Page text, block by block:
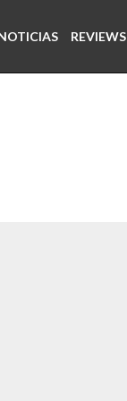
REVIEWS